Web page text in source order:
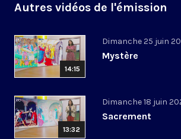
Autres vidéos de l'émission
14:15
Dimanche 25 juin
Mystère
13:32
Dimanche 18 juin
Sacrement